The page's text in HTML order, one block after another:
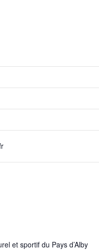
et sportif du Pays d’Alby